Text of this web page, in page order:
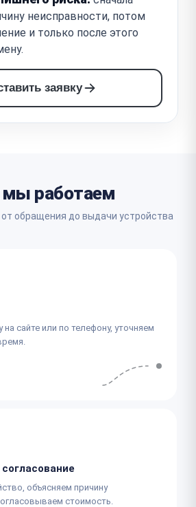
неисправности, потом
и только после этого
заявку
мы работаем
обращения до выдачи устройства
на сайте или по телефону, уточняем
объясняем причину
стоимость.